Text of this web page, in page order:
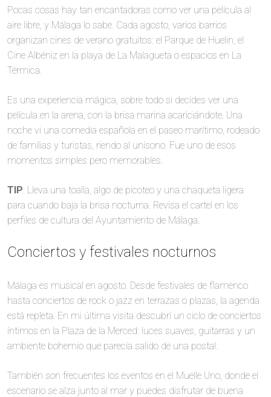
Pocas cosas hay tan encantadoras como ver una película al
aire libre, y Málaga lo sabe. Cada agosto, varios barrios
organizan cines de verano gratuitos: el Parque de Huelin, el
Cine Albéniz en la playa de La Malagueta o espacios en La
Térmica.
Es una experiencia mágica, sobre todo si decides ver una
película en la arena, con la brisa marina acariciándote. Una
noche vi una comedia española en el paseo marítimo, rodeado
de familias y turistas, riendo al unísono. Fue uno de esos
momentos simples pero memorables.
TIP: Lleva una toalla, algo de picoteo y una chaqueta ligera
para cuando baja la brisa nocturna. Revisa el cartel en los
perfiles de cultura del Ayuntamiento de Málaga.
Conciertos y festivales nocturnos
Málaga es musical en agosto. Desde festivales de flamenco
hasta conciertos de rock o jazz en terrazas o plazas, la agenda
está repleta. En mi última visita descubrí un ciclo de conciertos
íntimos en la Plaza de la Merced: luces suaves, guitarras y un
ambiente bohemio que parecía salido de una postal.
También son frecuentes los eventos en el Muelle Uno, donde el
escenario se alza junto al mar y puedes disfrutar de buena